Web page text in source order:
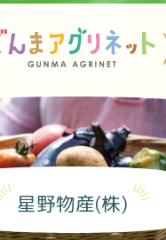
星野物産(株)